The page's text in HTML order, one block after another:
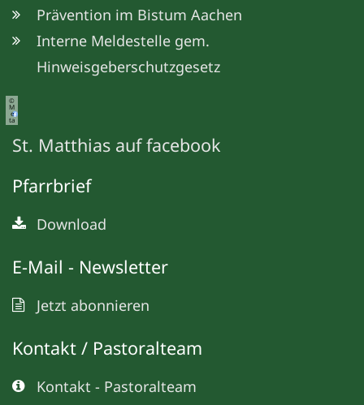
Prävention im Bistum Aachen
Interne Meldestelle gem.
Hinweisgeberschutzgesetz
©
M
e
ta
St. Matthias auf facebook
Pfarrbrief
Download
E-Mail - Newsletter
Jetzt abonnieren
Kontakt / Pastoralteam
Kontakt - Pastoralteam